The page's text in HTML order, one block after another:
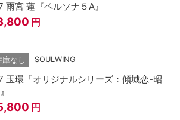
雨宮 蓮『ペルソナ５A』
円
庫なし SOULWING
玉環『オリジナルシリーズ：傾城恋-昭
円